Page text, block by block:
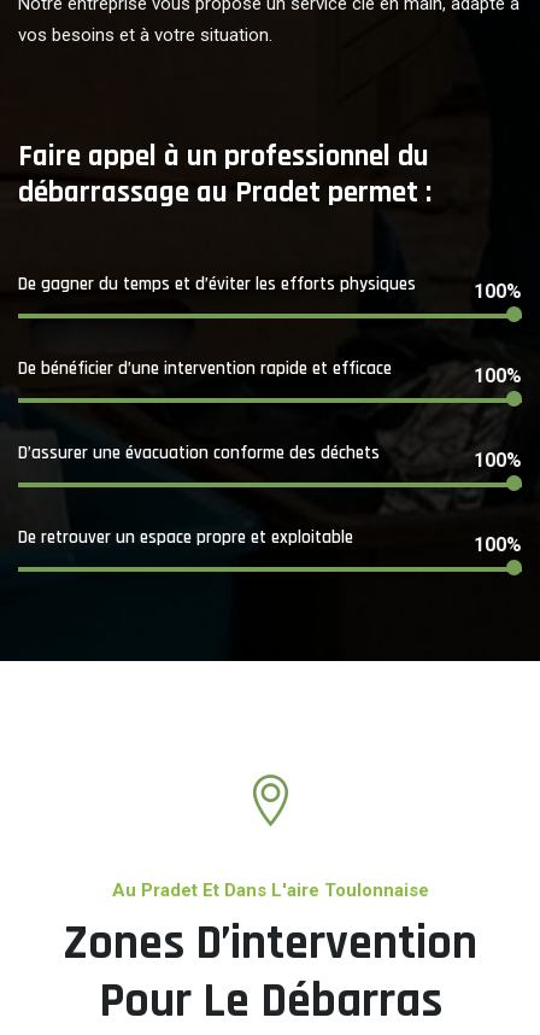
vos besoins et à votre situation.
Faire appel à un professionnel du
débarrassage au Pradet permet :
De gagner du temps et d’éviter les efforts physiques 100%
De bénéficier d’une intervention rapide et efficace 100%
D’assurer une évacuation conforme des déchets 100%
De retrouver un espace propre et exploitable 100%
Au Pradet Et Dans L'aire Toulonnaise
Zones D’intervention
Pour Le Débarras